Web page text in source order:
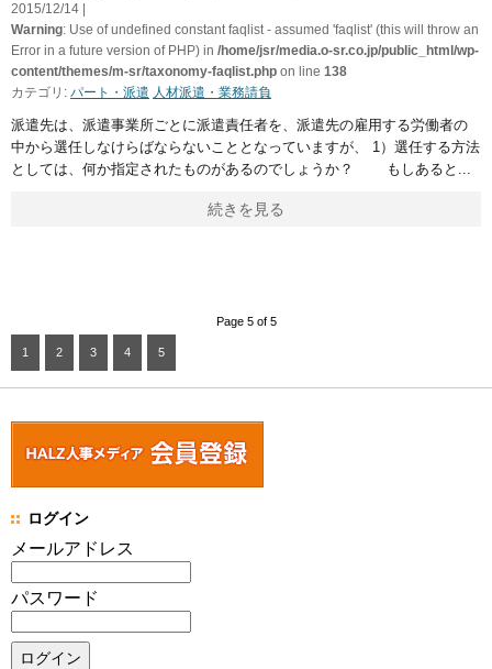
2015/12/14 |
Warning: Use of undefined constant faqlist - assumed 'faqlist' (this will throw an
Error in a future version of PHP) in /home/jsr/media.o-sr.co.jp/public_html/wp-
content/themes/m-sr/taxonomy-faqlist.php on line 138
カテゴリ: パート・派遣 人材派遣・業務請負
派遣先は、派遣事業所ごとに派遣責任者を、派遣先の雇用する労働者の
中から選任しなけらばならないこととなっていますが、 1）選任する方法
としては、何か指定されたものがあるのでしょうか？ もしあると
続きを見る
Page 5 of 5
1 2 3 4 5
ログイン
メールアドレス
パスワード